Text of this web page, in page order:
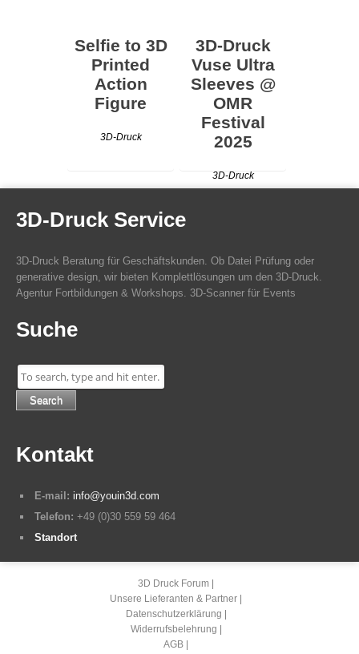
Selfie to 3D
Printed
Action
Figure
3D-Druck
3D-Druck
Vuse Ultra
Sleeves @
OMR
Festival
2025
3D-Druck
3D-Druck Service
3D-Druck Beratung für Geschäftskunden. Ob Datei Prüfung oder
generative design, wir bieten Komplettlösungen um den 3D-Druck.
Agentur Fortbildungen & Workshops. 3D-Scanner für Events
Suche
Search
Kontakt
E-mail: info@youin3d.com
Telefon: +49 (0)30 559 59 464
Standort
3D Druck Forum
Unsere Lieferanten & Partner
Datenschutzerklärung
Widerrufsbelehrung
AGB